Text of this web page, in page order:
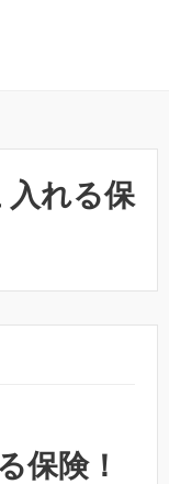
入れる保
保険！